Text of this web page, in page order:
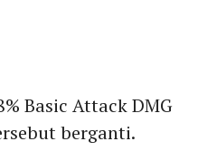
Basic Attack DMG
berganti.